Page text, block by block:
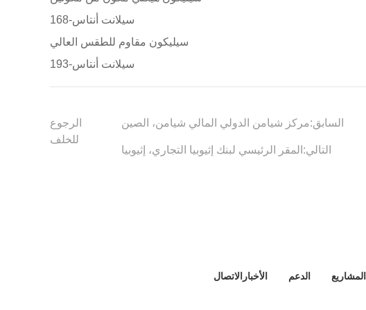
سيلانت أنتاس-168
سيليكون مقاوم للطقس العالي
سيلانت أنتاس-193
السابق:مركز شيامن الدولي المالي شيامن، الصين
التالي: المقر الرئيسي لبنك إثيوبيا التجاري، إثيوبيا
الرجوع
للخلف
المشاريع الدعم الأخبار الاتصال